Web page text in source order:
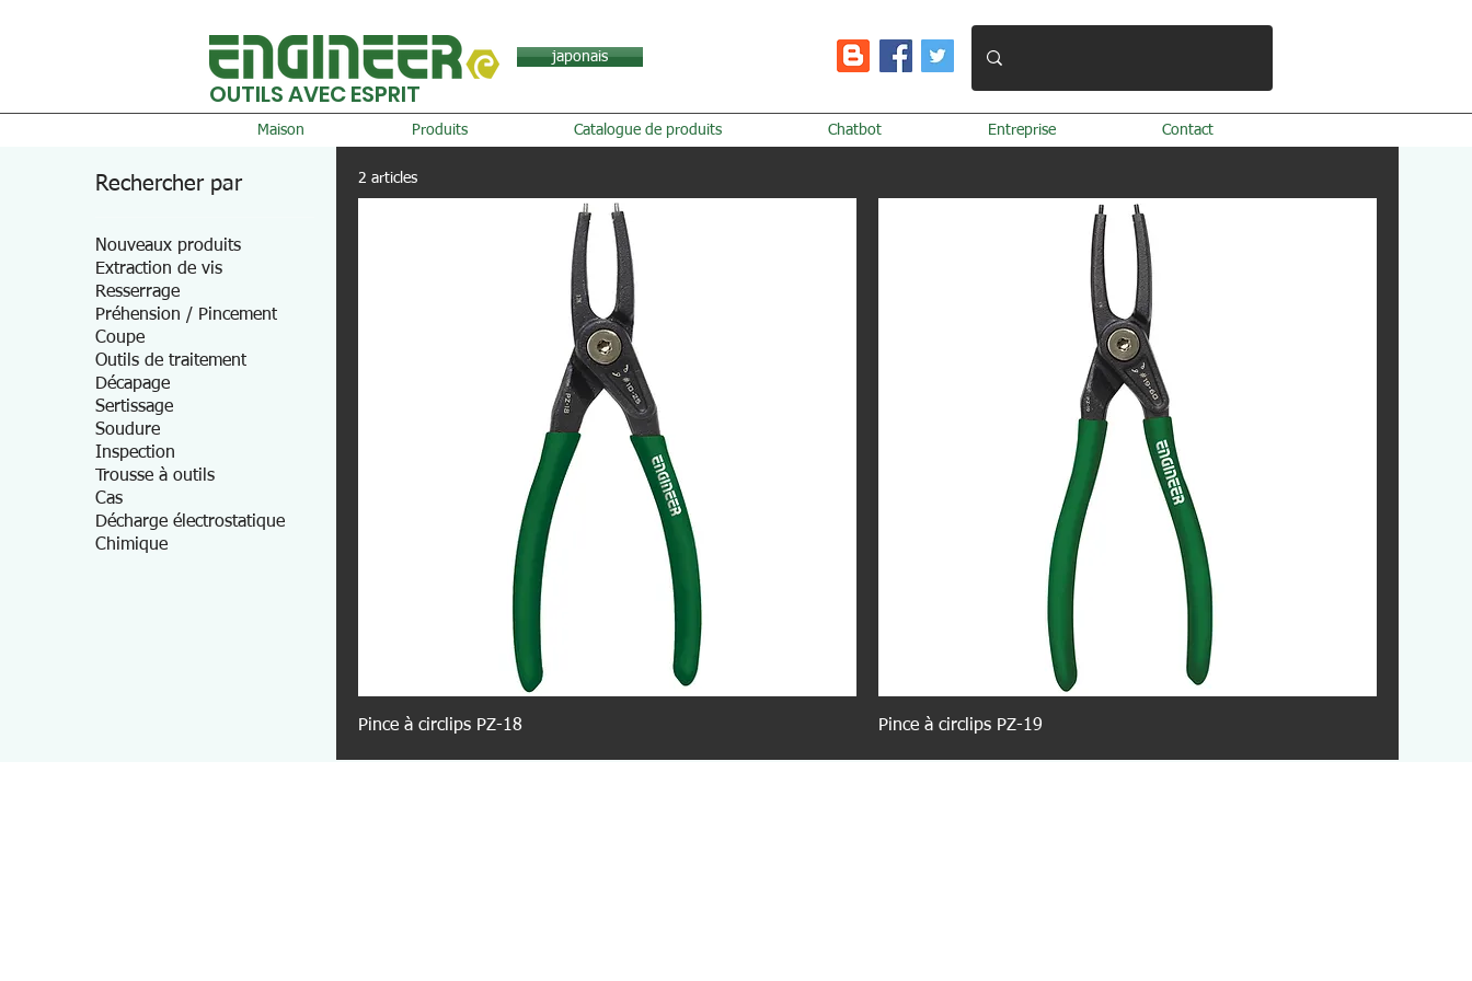
japonais
OUTILS AVEC ESPRIT
Maison Produits Catalogue de produits Chatbot Entreprise Contact
Rechercher par
Nouveaux produits
Extraction de vis
Resserrage
Préhension / Pincement
Coupe
Outils de traitement
Décapage
Sertissage
Soudure
Inspection
Trousse à outils
Cas
Décharge électrostatique
Chimique
2 articles
Pince à circlips PZ-18 Pince à circlips PZ-19